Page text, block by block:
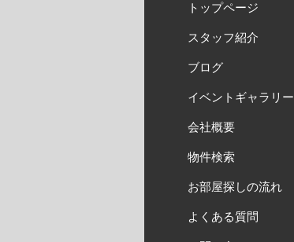
トップページ
スタッフ紹介
ブログ
イベントギャラリー
会社概要
物件検索
お部屋探しの流れ
よくある質問